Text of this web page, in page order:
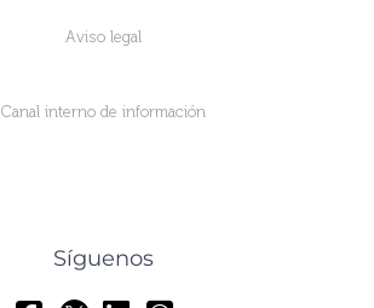
Aviso legal
Canal interno de información
Síguenos